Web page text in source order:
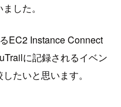
した。
EC2 Instance Connect
に記録されるイベン
たいと思います。